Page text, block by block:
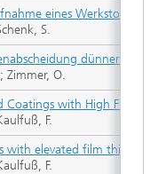
eines Werkstoffs,
S.
dünner
Zimmer, O.
Coatings with High Film
F.
with elevated film thickness
F.